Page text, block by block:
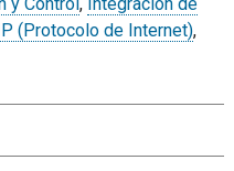
(Protocolo de Internet),